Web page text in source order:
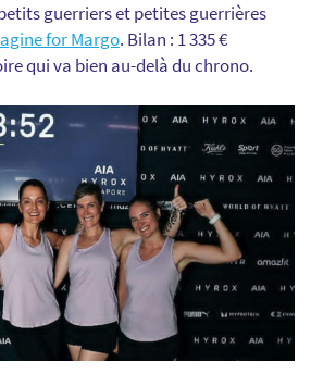
guerriers et petites guerrières
for Margo. Bilan : 1 335 €
qui va bien au-delà du chrono.